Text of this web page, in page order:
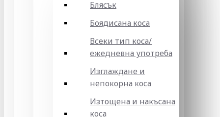
Блясък
Боядисана коса
Всеки тип коса/
ежедневна употреба
Изглаждане и
непокорна коса
Изтощена и накъсана
коса